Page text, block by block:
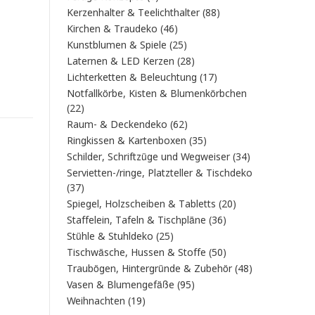
Produkt
Kerzenhalter & Teelichthalter 8888
Kirchen & Traudeko 4646
Produkte
Kunstblumen & Spiele 2525
Produkte
Laternen & LED Kerzen 2828
Produkte
Lichterketten & Beleuchtung 1717
Produkte
Notfallkörbe, Kisten & Blumenkörbchen
2222
Produkte
Raum- & Deckendeko 6262
Produkte
Ringkissen & Kartenboxen 3535
Produkte
Schilder, Schriftzüge und Wegweiser 3434
Produkte
Servietten-/ringe, Platzteller & Tischdeko
3737
Produkte
Spiegel, Holzscheiben & Tabletts 2020
Staffelein, Tafeln & Tischpläne 3636
Stühle & Stuhldeko 2525
Produkte
Tischwäsche, Hussen & Stoffe 5050
Produkte
Traubögen, Hintergründe & Zubehör 4848
Vasen & Blumengefäße 9595
Weihnachten 1919